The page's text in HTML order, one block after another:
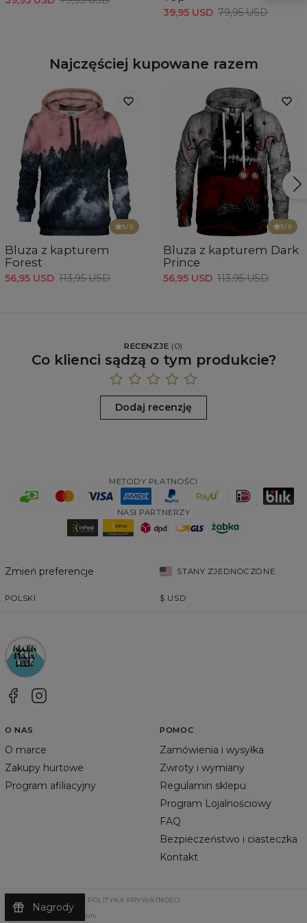
39,95 USD 79,95 USD
Najczęściej kupowane razem
5/5
Bluza z kapturem
Forest
56,95 USD 113,95 USD
5/5
Bluza z kapturem Dark
Prince
56,95 USD 113,95 USD
RECENZJE (0)
Co klienci sądzą o tym produkcie?
Dodaj recenzję
METODY PŁATNOŚCI
NASI PARTNERZY
Zmień preferencje STANY ZJEDNOCZONE
POLSKI $ USD
O NAS
O marce
Zakupy hurtowe
Program afiliacyjny
POMOC
Zamówienia i wysyłka
Zwroty i wymiany
Regulamin sklepu
Program Lojalnościowy
FAQ
Bezpieczeństwo i ciasteczka
Kontakt
POLITYKA PRYWATNOŚCI
2026 Change Into Colours
Nagrody